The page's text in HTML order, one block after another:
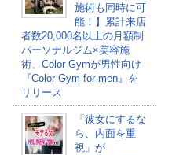
施術も同時に可
能！】累計来店
者数20,000名以上の月額制
パーソナルジム×美容施
術、Color Gymが男性向け
『Color Gym for men』を
リリース
「彼女にするな
ら、内面を重
視」が